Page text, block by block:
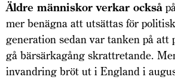
Äldre människor verkar också
mer benägna att utsättas för
generation sedan var tanken på att
gå bärsärkagång skrattretande.
invandring bröt ut i England i